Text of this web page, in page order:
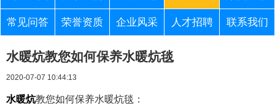
常见问答 荣誉资质 企业风采 人才招聘 联系我们
水暖炕教您如何保养水暖炕毯
2020-07-07 10:44:13
水暖炕教您如何保养水暖炕毯：